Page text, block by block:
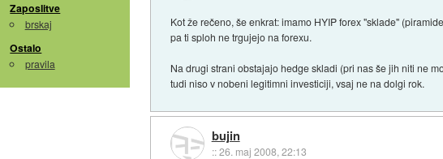
Zaposlitve
brskaj
Ostalo
pravila
Kot že rečeno, še enkrat: imamo HYIP forex "sklade"
pa ti sploh ne trgujejo na forexu.
Na drugi strani obstajajo hedge skladi (pri nas še jih niti ne
tudi niso v nobeni legitimni investiciji, vsaj ne na dolgi rok.
bujin
::26. maj 2008, 22:13